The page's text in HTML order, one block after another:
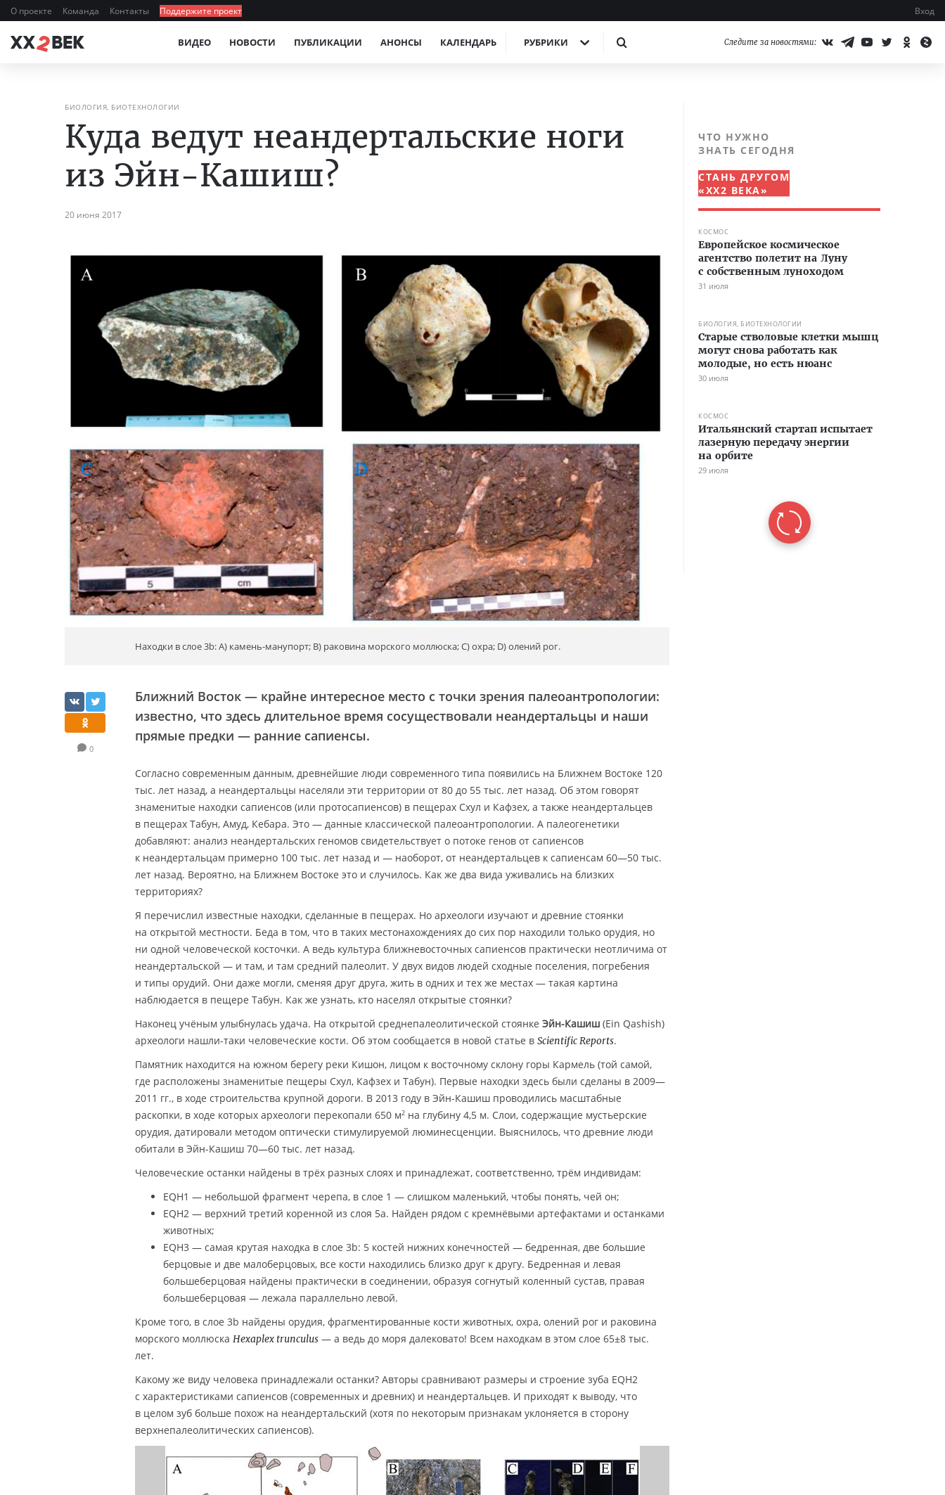
О проекте Команда Контакты Поддержите проект Вход
ВИДЕО НОВОСТИ ПУБЛИКАЦИИ АНОНСЫ КАЛЕНДАРЬ РУБРИКИ Следите за новостями:
БИОЛОГИЯ, БИОТЕХНОЛОГИИ
Куда ведут неандертальские ноги
из Эйн-Кашиш?
20 июня 2017
Находки в слое 3b: А) камень-манупорт; B) раковина морского моллюска; С) охра; D) олений рог.
0
Ближний Восток — крайне интересное место с точки зрения палеоантропологии:
известно, что здесь длительное время сосуществовали неандертальцы и наши
прямые предки — ранние сапиенсы.
Согласно современным данным, древнейшие люди современного типа появились на Ближнем Востоке 120
тыс. лет назад, а неандертальцы населяли эти территории от 80 до 55 тыс. лет назад. Об этом говорят
знаменитые находки сапиенсов (или протосапиенсов) в пещерах Схул и Кафзех, а также неандертальцев
в пещерах Табун, Амуд, Кебара. Это — данные классической палеоантропологии. А палеогенетики
добавляют: анализ неандертальских геномов свидетельствует о потоке генов от сапиенсов
к неандертальцам примерно 100 тыс. лет назад и — наоборот, от неандертальцев к сапиенсам 60—50 тыс.
лет назад. Вероятно, на Ближнем Востоке это и случилось. Как же два вида уживались на близких
территориях?
Я перечислил известные находки, сделанные в пещерах. Но археологи изучают и древние стоянки
на открытой местности. Беда в том, что в таких местонахождениях до сих пор находили только орудия, но
ни одной человеческой косточки. А ведь культура ближневосточных сапиенсов практически неотличима от
неандертальской — и там, и там средний палеолит. У двух видов людей сходные поселения, погребения
и типы орудий. Они даже могли, сменяя друг друга, жить в одних и тех же местах — такая картина
наблюдается в пещере Табун. Как же узнать, кто населял открытые стоянки?
Наконец учёным улыбнулась удача. На открытой среднепалеолитической стоянке Эйн-Кашиш (Ein Qashish)
археологи нашли-таки человеческие кости. Об этом сообщается в новой статье в Scientific Reports.
Памятник находится на южном берегу реки Кишон, лицом к восточному склону горы Кармель (той самой,
где расположены знаменитые пещеры Схул, Кафзех и Табун). Первые находки здесь были сделаны в 2009—
2011 гг., в ходе строительства крупной дороги. В 2013 году в Эйн-Кашиш проводились масштабные
раскопки, в ходе которых археологи перекопали 650 м2 на глубину 4,5 м. Слои, содержащие мустьерские
орудия, датировали методом оптически стимулируемой люминесценции. Выяснилось, что древние люди
обитали в Эйн-Кашиш 70—60 тыс. лет назад.
Человеческие останки найдены в трёх разных слоях и принадлежат, соответственно, трём индивидам:
EQH1 — небольшой фрагмент черепа, в слое 1 — слишком маленький, чтобы понять, чей он;
EQH2 — верхний третий коренной из слоя 5а. Найден рядом с кремнёвыми артефактами и останками
животных;
EQH3 — самая крутая находка в слое 3b: 5 костей нижних конечностей — бедренная, две большие
берцовые и две малоберцовых, все кости находились близко друг к другу. Бедренная и левая
большеберцовая найдены практически в соединении, образуя согнутый коленный сустав, правая
большеберцовая — лежала параллельно левой.
Кроме того, в слое 3b найдены орудия, фрагментированные кости животных, охра, олений рог и раковина
морского моллюска Hexaplex trunculus — а ведь до моря далековато! Всем находкам в этом слое 65±8 тыс.
лет.
Какому же виду человека принадлежали останки? Авторы сравнивают размеры и строение зуба EQH2
с характеристиками сапиенсов (современных и древних) и неандертальцев. И приходят к выводу, что
в целом зуб больше похож на неандертальский (хотя по некоторым признакам уклоняется в сторону
верхнепалеолитических сапиенсов).
ЧТО НУЖНО
ЗНАТЬ СЕГОДНЯ
СТАНЬ ДРУГОМ
«XX2 ВЕКА»
КОСМОС
Европейское космическое
агентство полетит на Луну
с собственным луноходом
31 июля
БИОЛОГИЯ, БИОТЕХНОЛОГИИ
Старые стволовые клетки мышц
могут снова работать как
молодые, но есть нюанс
30 июля
КОСМОС
Итальянский стартап испытает
лазерную передачу энергии
на орбите
29 июля